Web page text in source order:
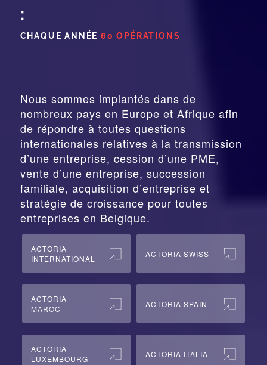
:
CHAQUE ANNÉE 60 OPÉRATIONS
Nous sommes implantés dans de
nombreux pays en Europe et Afrique afin
de répondre à toutes questions
internationales relatives à la transmission
d’une entreprise, cession d’une PME,
vente d’une entreprise, succession
familiale, acquisition d’entreprise et
stratégie de croissance pour toutes
entreprises en Belgique.
ACTORIA
INTERNATIONAL
ACTORIA SWISS
ACTORIA
MAROC
ACTORIA SPAIN
ACTORIA
LUXEMBOURG
ACTORIA ITALIA